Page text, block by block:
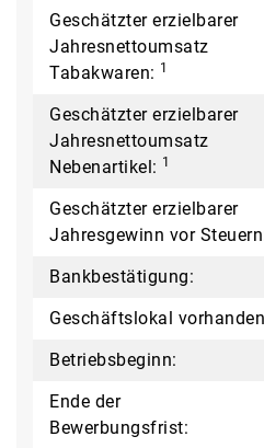
Geschätzter erzielbarer
Jahresnettoumsatz
Tabakwaren: 1
Geschätzter erzielbarer
Jahresnettoumsatz
Nebenartikel: 1
Geschätzter erzielbarer
Jahresgewinn vor
Bankbestätigung:
Geschäftslokal
Betriebsbeginn:
Ende der
Bewerbungsfrist: